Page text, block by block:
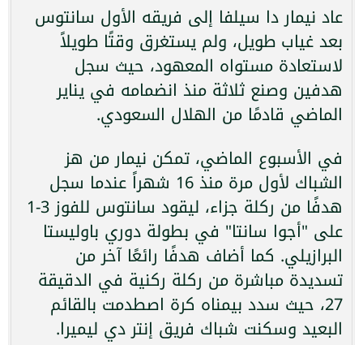
عاد نيمار دا سيلفا إلى فريقه الأول سانتوس
بعد غياب طويل، ولم يستغرق وقتًا طويلاً
لاستعادة مستواه المعهود، حيث سجل
هدفين وصنع ثلاثة منذ انضمامه في يناير
الماضي قادمًا من الهلال السعودي.
في الأسبوع الماضي، تمكن نيمار من هز
الشباك لأول مرة منذ 16 شهراً عندما سجل
هدفًا من ركلة جزاء، ليقود سانتوس للفوز 3-1
على "أجوا سانتا" في بطولة دوري باوليستا
البرازيلي. كما أضاف هدفًا رائعًا آخر من
تسديدة مباشرة من ركلة ركنية في الدقيقة
27، حيث سدد بيمناه كرة اصطدمت بالقائم
البعيد وسكنت شباك فريق إنتر دي ليميرا.